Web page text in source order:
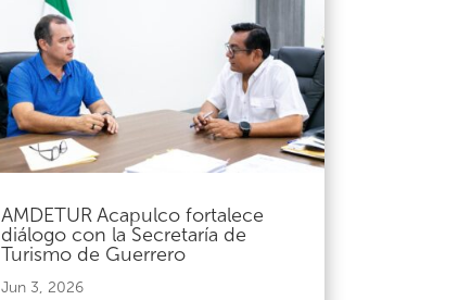
AMDETUR Acapulco fortalece
diálogo con la Secretaría de
Turismo de Guerrero
Jun 3, 2026